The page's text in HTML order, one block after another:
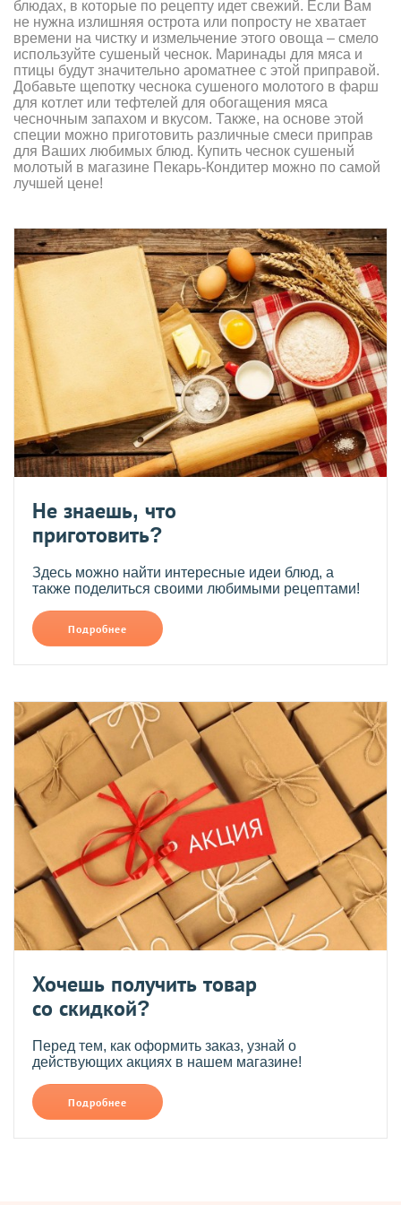
блюдах, в которые по рецепту идет свежий. Если Вам
не нужна излишняя острота или попросту не хватает
времени на чистку и измельчение этого овоща – смело
используйте сушеный чеснок. Маринады для мяса и
птицы будут значительно ароматнее с этой приправой.
Добавьте щепотку чеснока сушеного молотого в фарш
для котлет или тефтелей для обогащения мяса
чесночным запахом и вкусом. Также, на основе этой
специи можно приготовить различные смеси приправ
для Ваших любимых блюд. Купить чеснок сушеный
молотый в магазине Пекарь-Кондитер можно по самой
лучшей цене!
Не знаешь, что
приготовить?
Здесь можно найти интересные идеи блюд, а
также поделиться своими любимыми рецептами!
Подробнее
Хочешь получить товар
со скидкой?
Перед тем, как оформить заказ, узнай о
действующих акциях в нашем магазине!
Подробнее